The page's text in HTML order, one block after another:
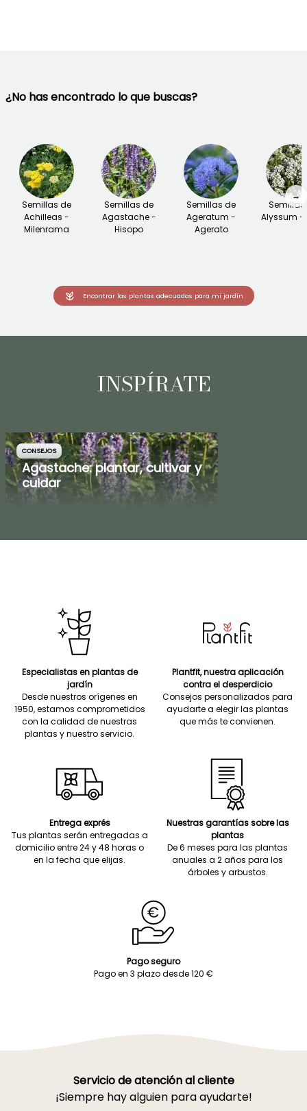
¿No has encontrado lo que buscas?
Semillas de
Achilleas -
Milenrama
Semillas de
Agastache -
Hisopo
Semillas de
Ageratum -
Agerato
Semillas
Alyssum -
→
Encontrar las plantas adecuadas para mi jardín
INSPÍRATE
CONSEJOS
Agastache: plantar, cultivar y
cuidar
Especialistas en plantas de
jardín
Desde nuestros orígenes en
1950, estamos comprometidos
con la calidad de nuestras
plantas y nuestro servicio.
Plantfit, nuestra aplicación
contra el desperdicio
Consejos personalizados para
ayudarte a elegir las plantas
que más te convienen.
Entrega exprés
Tus plantas serán entregadas a
domicilio entre 24 y 48 horas o
en la fecha que elijas.
Nuestras garantías sobre las
plantas
De 6 meses para las plantas
anuales a 2 años para los
árboles y arbustos.
Pago seguro
Pago en 3 plazo desde 120 €
Servicio de atención al cliente
¡Siempre hay alguien para ayudarte!